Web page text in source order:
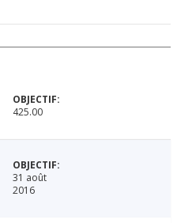
425.00
31 août
2016